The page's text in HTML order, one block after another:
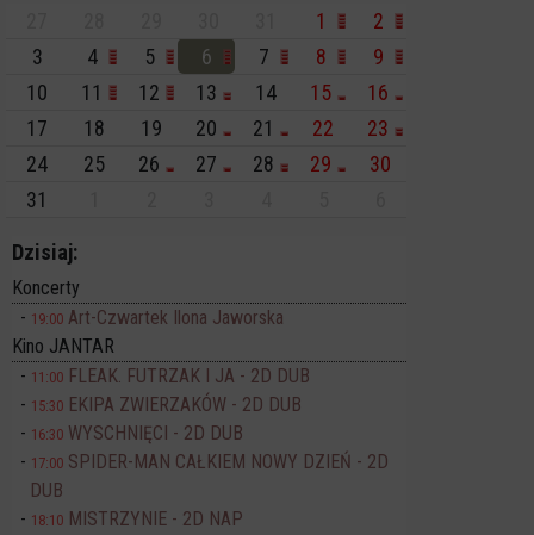
1
2
3
4 5 6 7 8
9
10
11 12 13 14 15
16
17
18 19 20 21 22
23
24
25 26 27 28 29
30
31
Dzisiaj:
Koncerty
19:00 Art-Czwartek Ilona Jaworska
Kino JANTAR
11:00 FLEAK. FUTRZAK I JA - 2D DUB
15:30 EKIPA ZWIERZAKÓW - 2D DUB
16:30 WYSCHNIĘCI - 2D DUB
17:00 SPIDER-MAN CAŁKIEM NOWY DZIEŃ - 2D
DUB
18:10 MISTRZYNIE - 2D NAP